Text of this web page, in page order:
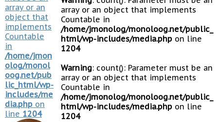
array or an
object that
implements
Countable
in
/home/jmon
olog/monol
oog.net/pub
lic_html/wp-
includes/me
dia.php on
line 1204
array or an object that implements
Countable in
/home/jmonolog/monoloog.net/public_
html/wp-includes/media.php on line
1204
Warning: count(): Parameter must be an
array or an object that implements
Countable in
/home/jmonolog/monoloog.net/public_
html/wp-includes/media.php on line
1204